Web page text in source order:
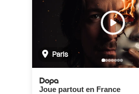
Paris
Dopa
Joue partout en France